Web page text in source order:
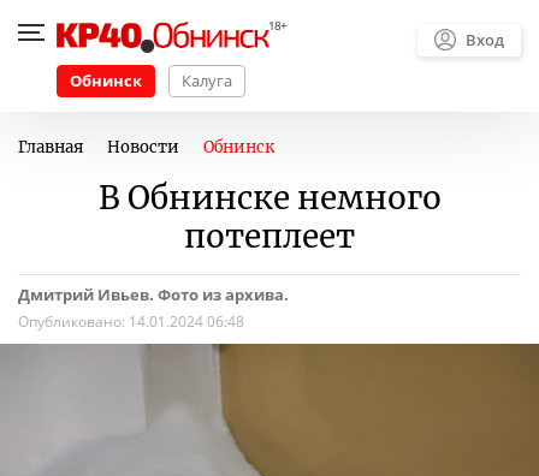
Обнинск Калуга
Вход
Главная Новости Обнинск
В Обнинске немного
потеплеет
Дмитрий Ивьев. Фото из архива.
Опубликовано: 14.01.2024 06:48